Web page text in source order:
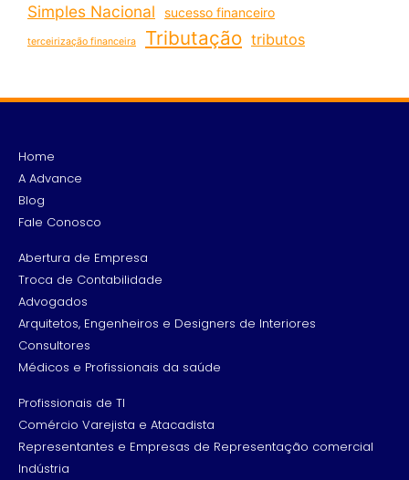
Simples Nacional sucesso financeiro
terceirização financeira Tributação tributos
Home
A Advance
Blog
Fale Conosco
Abertura de Empresa
Troca de Contabilidade
Advogados
Arquitetos, Engenheiros e Designers de Interiores
Consultores
Médicos e Profissionais da saúde
Profissionais de TI
Comércio Varejista e Atacadista
Representantes e Empresas de Representação comercial
Indústria